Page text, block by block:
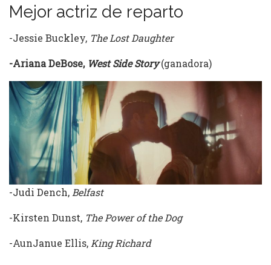
Mejor actriz de reparto
-Jessie Buckley, The Lost Daughter
-Ariana DeBose, West Side Story(ganadora)
-Judi Dench, Belfast
-Kirsten Dunst, The Power of the Dog
-AunJanue Ellis, King Richard